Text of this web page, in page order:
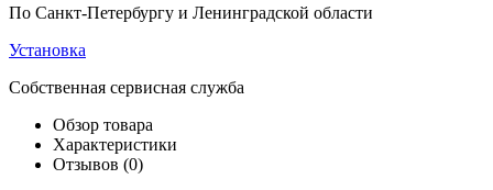
По Санкт-Петербургу и Ленинградской области
Установка
Собственная сервисная служба
Обзор товара
Характеристики
Отзывов (0)